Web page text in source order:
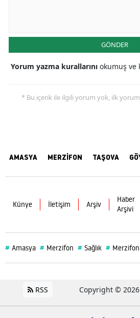
GÖNDER
Yorum yazma kurallarını okumuş ve
* Bu içerik ile ilgili yorum yok, ilk
AMASYA MERZİFON TAŞOVA
Künye İletişim Arşiv
Haber
Arşivi
# Amasya # Merzifon # Sağlık #
RSS Copyright © 2026